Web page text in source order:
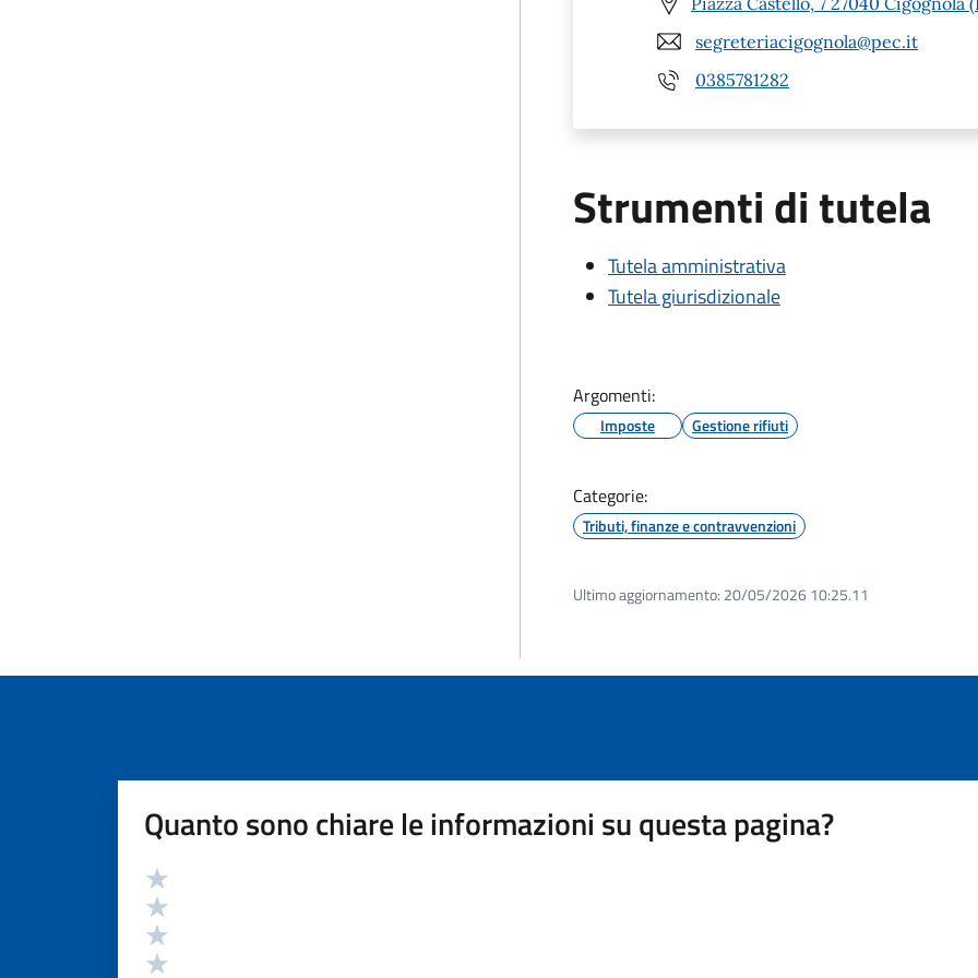
segreteriacigognola@pec.it
0385781282
Strumenti di tutela
Tutela amministrativa
Tutela giurisdizionale
Argomenti:
Imposte Gestione rifiuti
Categorie:
Tributi, finanze e contravvenzioni
Ultimo aggiornamento: 20/05/2026 10:25.11
Quanto sono chiare le informazioni su questa pagina?
Valutazione